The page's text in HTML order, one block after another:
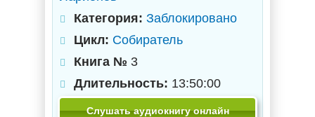
Категория: Заблокировано
Цикл: Собиратель
Книга № 3
Длительность: 13:50:00
Слушать аудиокнигу онлайн